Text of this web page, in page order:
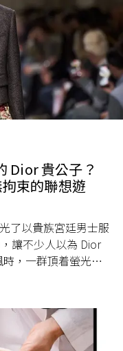
Dior 貴公子？
束的聯想遊
了以貴族宮廷男士服
讓不少人以為 Dior
，一群頂着螢光黃
Anderson 的
分化，時尚迷表示
言 Jonathan
到瘋了嗎？」、